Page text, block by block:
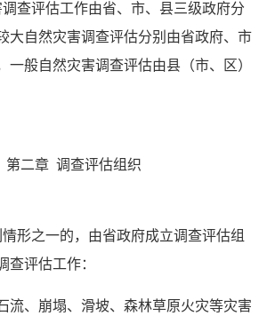
查评估工作由省、市、县三级政府分
大自然灾害调查评估分别由省政府、市
一般自然灾害调查评估由县（市、区）
第二章 调查评估组织
形之一的，由省政府成立调查评估组
查评估工作：
流、崩塌、滑坡、森林草原火灾等灾害